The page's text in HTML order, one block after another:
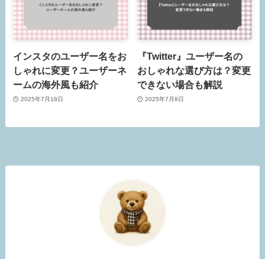
インスタのユーザー名をお
しゃれに変更？ユーザーネ
ームの海外風も紹介
2025年7月18日
『Twitter』ユーザー名の
おしゃれな選び方は？変更
できない場合も解説
2025年7月8日